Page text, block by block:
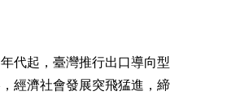
代起，臺灣推行出口導向型
經濟社會發展突飛猛進，締